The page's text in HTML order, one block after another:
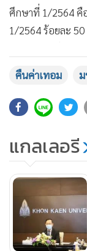
ศึกษาที่ 1/2564 คื
1/2564 ร้อยละ
20%) นอกจากนี้ยั
ดังนี้ 2.1 ผัดชำระ
มีความจำเป็นสาม
ปี ฯลฯ
ล่าสุด รศ.นพ.ชาญ
ขอนแก่น ได้แจ้ง
ทะเบียนขอใช้สิท
จากที่มหาวิทยาลั
ขอใช้สิทธิลดค่าธ
2564 นักศึกษาทุก
คืนค่าเทอม
แกลเลอรี